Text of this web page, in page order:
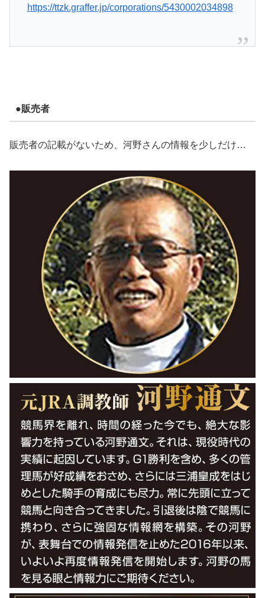
https://ttzk.graffer.jp/corporations/5430002034898
●販売者
販売者の記載がないため、河野さんの情報を少しだけ…